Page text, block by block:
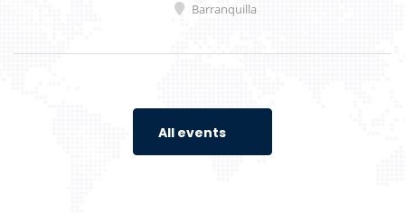
Barranquilla
All events